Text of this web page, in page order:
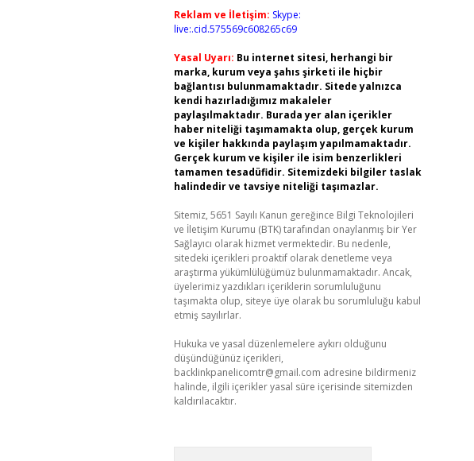
Reklam ve İletişim: Skype:
live:.cid.575569c608265c69
Yasal Uyarı: Bu internet sitesi, herhangi bir
marka, kurum veya şahıs şirketi ile hiçbir
bağlantısı bulunmamaktadır. Sitede yalnızca
kendi hazırladığımız makaleler
paylaşılmaktadır. Burada yer alan içerikler
haber niteliği taşımamakta olup, gerçek kurum
ve kişiler hakkında paylaşım yapılmamaktadır.
Gerçek kurum ve kişiler ile isim benzerlikleri
tamamen tesadüfidir. Sitemizdeki bilgiler taslak
halindedir ve tavsiye niteliği taşımazlar.
Sitemiz, 5651 Sayılı Kanun gereğince Bilgi Teknolojileri
ve İletişim Kurumu (BTK) tarafından onaylanmış bir Yer
Sağlayıcı olarak hizmet vermektedir. Bu nedenle,
sitedeki içerikleri proaktif olarak denetleme veya
araştırma yükümlülüğümüz bulunmamaktadır. Ancak,
üyelerimiz yazdıkları içeriklerin sorumluluğunu
taşımakta olup, siteye üye olarak bu sorumluluğu kabul
etmiş sayılırlar.
Hukuka ve yasal düzenlemelere aykırı olduğunu
düşündüğünüz içerikleri,
backlinkpanelicomtr@gmail.com adresine bildirmeniz
halinde, ilgili içerikler yasal süre içerisinde sitemizden
kaldırılacaktır.